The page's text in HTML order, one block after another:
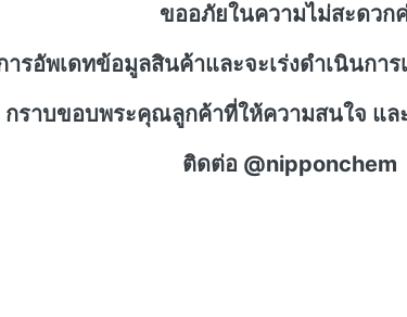
ขออภัยในความไม่สะดวก
รอัพเดทข้อมูลสินค้าและจะเร่งดำเนินกา
กราบขอบพระคุณลูกค้าที่ให้ความสนใจ
ติดต่อ @nipponchem